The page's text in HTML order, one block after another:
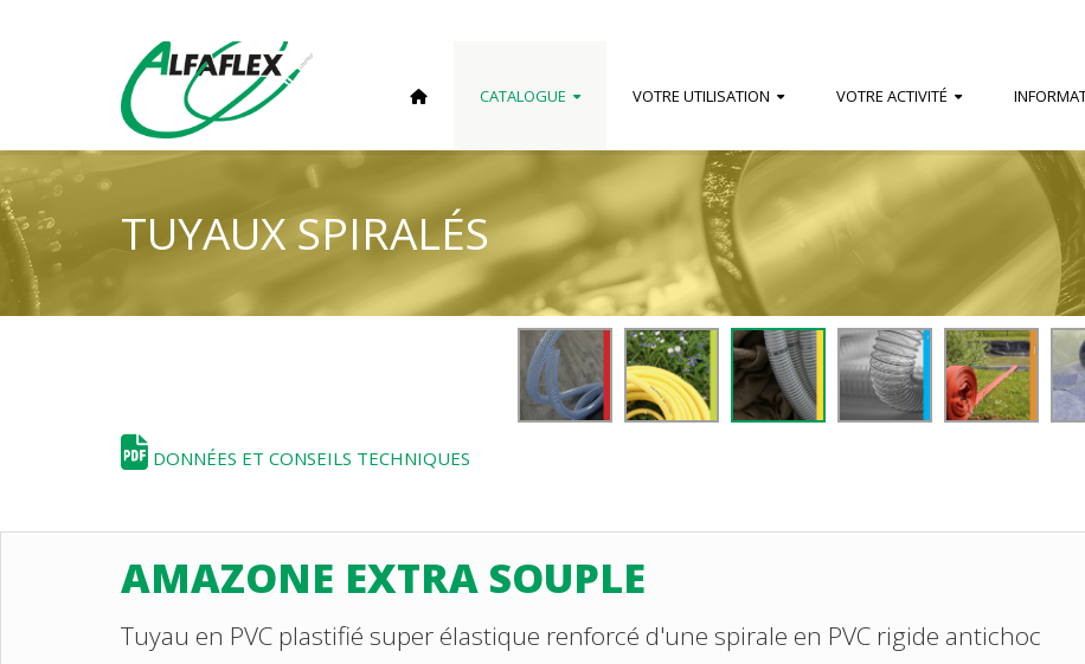
CATALOGUE VOTRE UTILISATION VOTRE ACTIVITÉ
TUYAUX SPIRALÉS
DONNÉES ET CONSEILS TECHNIQUES
AMAZONE EXTRA SOUPLE
Tuyau en PVC plastifié super élastique renforcé d'une spirale en PVC rigide antichoc